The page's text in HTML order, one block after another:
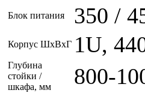
Блок питания 350 /
Корпус ШxВxГ 1U,
Глубина
стойки /
шкафа, мм
800-